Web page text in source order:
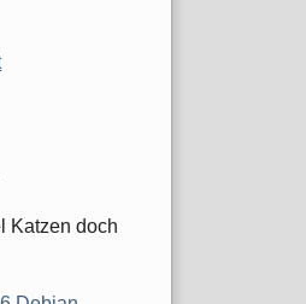
Katzen doch